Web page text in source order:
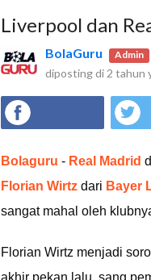
Liverpool dan
BolaGuru Admin
diposting di 2 tahun
Bolaguru - Real Madrid
Florian Wirtz dari Bayer
sangat mahal oleh
Florian Wirtz menjadi
akhir pekan lalu, sang